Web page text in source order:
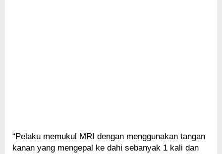
“Pelaku memukul MRI dengan menggunakan tangan
kanan yang mengepal ke dahi sebanyak 1 kali dan